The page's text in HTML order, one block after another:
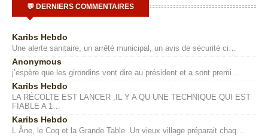
💬 DERNIERS COMMENTAIRES
Karibs Hebdo
Une alerte sanitaire, un arrêté municipal, un avis de sécurité ci…
Anonymous
j’espère que les girondins vont dire au président et a sont premi…
Karibs Hebdo
LA RÉCOLTE EST LANCER ,IL Y A QU UNE TECHNIQUE QUI EST
FIABLE A 1…
Karibs Hebdo
L Âne, le Coq et la Grande Table .Un vieux village préparait chaq…